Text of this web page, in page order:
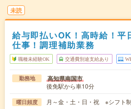
未読
給与即払いOK！高時給！平
仕事！調理補助業務
職種未経験OK 交通費別途支給あり
勤務地 高知県南国市
後免駅から車10分
曜日頻度 月～金・土・日・祝 ※シフト